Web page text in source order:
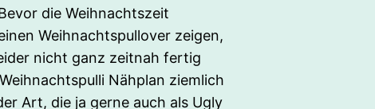
die Weihnachtszeit
Weihnachtspullover zeigen,
nicht ganz zeitnah fertig
Nähplan ziemlich
Art, die ja gerne auch als Ugly